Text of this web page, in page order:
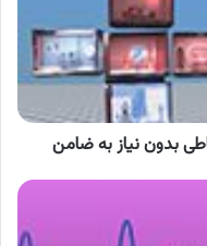
بدون نیاز به ضامن